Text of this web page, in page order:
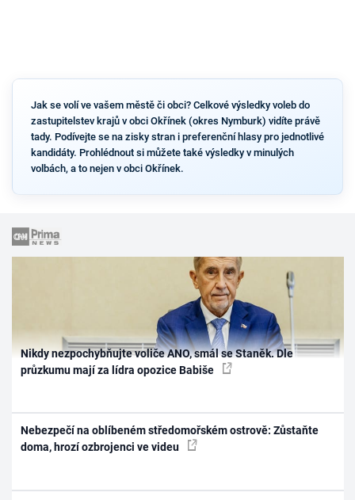
Jak se volí ve vašem městě či obci? Celkové výsledky voleb do
zastupitelstev krajů v obci Okřínek (okres Nymburk) vidíte právě
tady. Podívejte se na zisky stran i preferenční hlasy pro jednotlivé
kandidáty. Prohlédnout si můžete také výsledky v minulých
volbách, a to nejen v obci Okřínek.
Nikdy nezpochybňujte voliče ANO, smál se Staněk. Dle
průzkumu mají za lídra opozice Babiše
Nebezpečí na oblíbeném středomořském ostrově: Zůstaňte
doma, hrozí ozbrojenci ve videu